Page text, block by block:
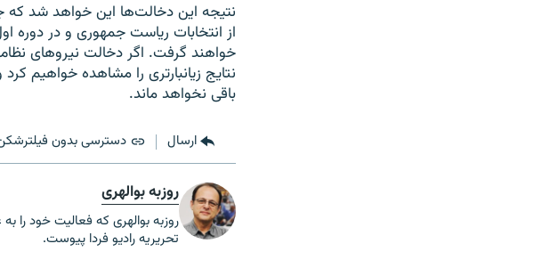
نتیجه این دخالت‌ها این خواهد شد که
از انتخابات ریاست جمهوری و در دوره
خواهند گرفت. اگر دخالت نیروهای
نتایج زیانبارتری را مشاهده خواهیم
باقی نخواهد ماند.
ارسال دسترسی بدون
روزبه بوالهری
تحریریه رادیو فردا پیوست.